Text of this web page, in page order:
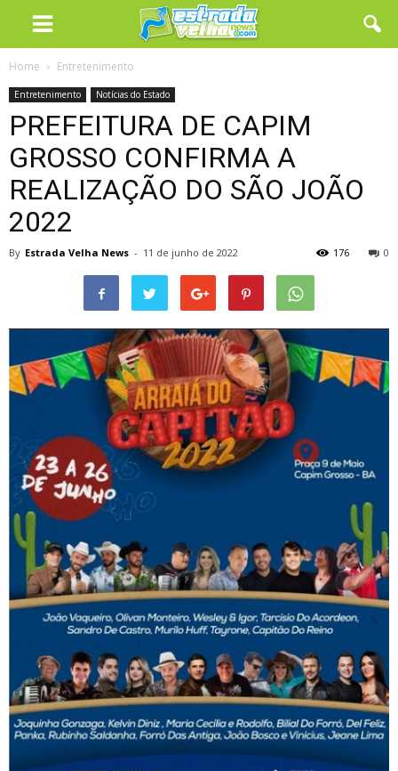
Home Entretenimento
Entretenimento Notícias do Estado
PREFEITURA DE CAPIM
GROSSO CONFIRMA A
REALIZAÇÃO DO SÃO JOÃO
2022
By Estrada Velha News - 11 de junho de 2022 0
176